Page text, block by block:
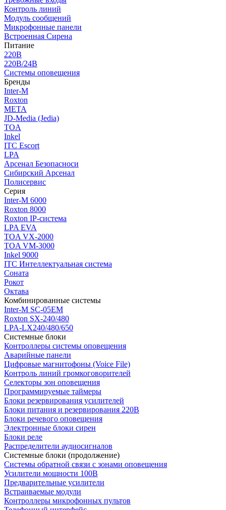
Контроль линий
Модуль сообщений
Микрофонные панели
Встроенная Сирена
Питание
220В
220В/24В
Системы оповещения
Бренды
Inter-M
Roxton
МЕТА
JD-Media (Jedia)
TOA
Inkel
ITC Escort
LPA
Арсенал Безопасноси
Сибирский Арсенал
Полисервис
Серия
Inter-M 6000
Roxton 8000
Roxton IP-система
LPA EVA
TOA VX-2000
TOA VM-3000
Inkel 9000
ITC Интеллектуальная система
Соната
Рокот
Октава
Комбинированные системы
Inter-M SC-05EM
Roxton SX-240/480
LPA-LX240/480/650
Системные блоки
Контроллеры системы оповещения
Аварийные панели
Цифровые магнитофоны (Voice File)
Контроль линий громкоговорителей
Селекторы зон оповещения
Программируемые таймеры
Блоки резервирования усилителей
Блоки питания и резервирования 220В
Блоки речевого оповещения
Электронные блоки сирен
Блоки реле
Распределители аудиосигналов
Системные блоки (продолжение)
Системы обратной связи с зонами оповещения
Усилители мощности 100В
Предварительные усилители
Встраиваемые модули
Контроллеры микрофонных пультов